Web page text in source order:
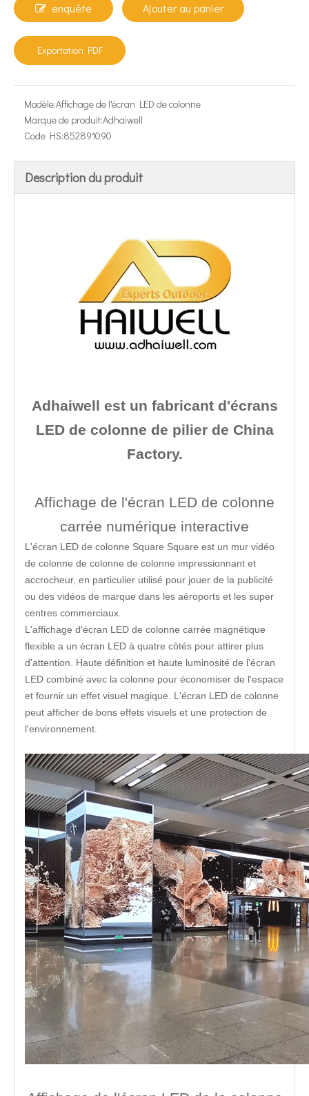
enquête Ajouter au panier
Exportation PDF
Modèle:Affichage de l'écran LED de colonne
Marque de produit:Adhaiwell
Code HS:852891090
Description du produit
Adhaiwell est un fabricant d'écrans
LED de colonne de pilier de China
Factory.
Affichage de l'écran LED de colonne
carrée numérique interactive
L'écran LED de colonne Square Square est un mur vidéo
de colonne de colonne de colonne impressionnant et
accrocheur, en particulier utilisé pour jouer de la publicité
ou des vidéos de marque dans les aéroports et les super
centres commerciaux.
L'affichage d'écran LED de colonne carrée magnétique
flexible a un écran LED à quatre côtés pour attirer plus
d'attention. Haute définition et haute luminosité de l'écran
LED combiné avec la colonne pour économiser de l'espace
et fournir un effet visuel magique. L'écran LED de colonne
peut afficher de bons effets visuels et une protection de
l'environnement.